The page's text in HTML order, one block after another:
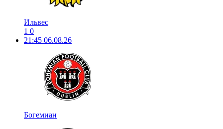
Ильвес
1 0
21:45 06.08.26
Богемиан